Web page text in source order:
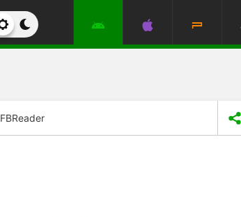
FBReader